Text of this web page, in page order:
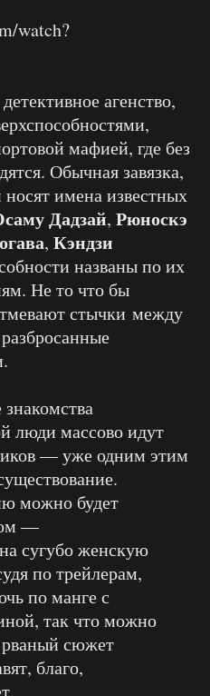
watch?
агенство,
мафией, где без
Обычная завязка,
имена известных
Дадзай, Рюноскэ
, Кэндзи
названы по их
Не то что бы
стычки между
люди массово идут
— уже одним этим
можно будет
—
сугубо женскую
по трейлерам,
по манге с
так что можно
рваный сюжет
благо,